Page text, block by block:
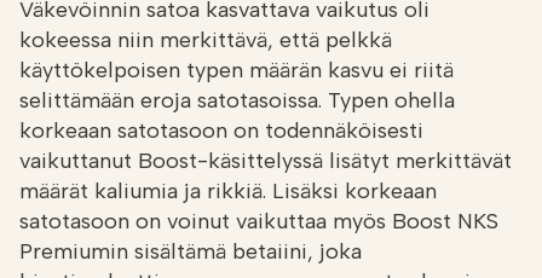
Väkevöinnin satoa kasvattava vaikutus oli
kokeessa niin merkittävä, että pelkkä
käyttökelpoisen typen määrän kasvu ei riitä
selittämään eroja satotasoissa. Typen ohella
korkeaan satotasoon on todennäköisesti
vaikuttanut Boost-käsittelyssä lisätyt merkittävät
määrät kaliumia ja rikkiä. Lisäksi korkeaan
satotasoon on voinut vaikuttaa myös Boost NKS
Premiumin sisältämä betaiini, joka